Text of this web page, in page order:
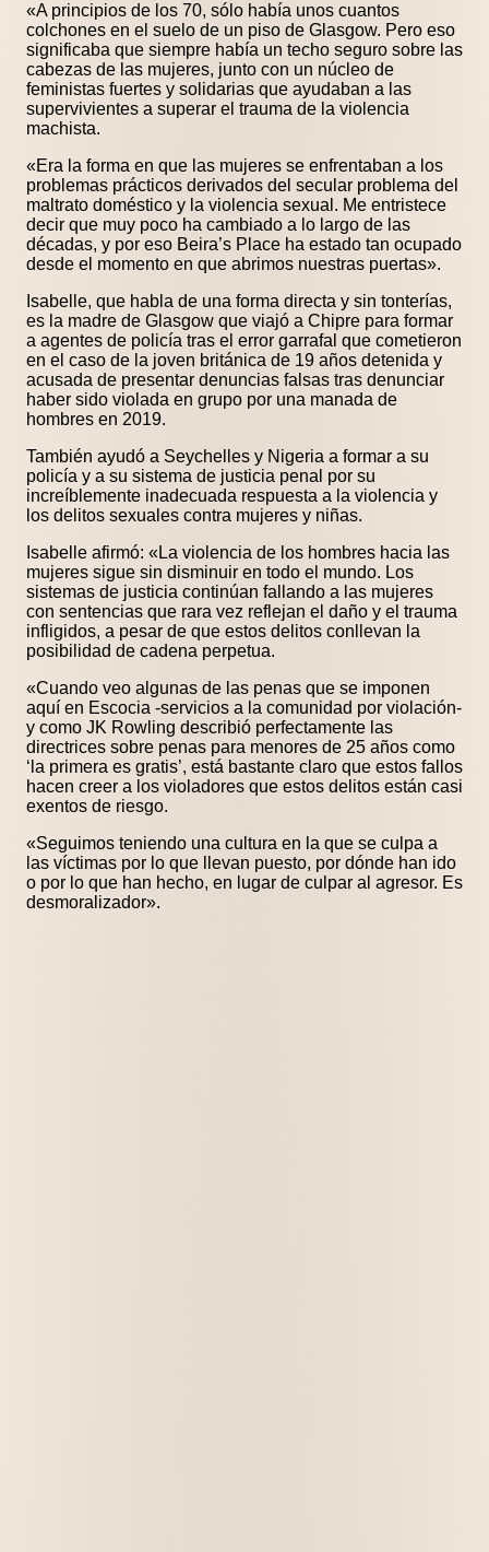
«A principios de los 70, sólo había unos cuantos
colchones en el suelo de un piso de Glasgow. Pero eso
significaba que siempre había un techo seguro sobre las
cabezas de las mujeres, junto con un núcleo de
feministas fuertes y solidarias que ayudaban a las
supervivientes a superar el trauma de la violencia
machista.
«Era la forma en que las mujeres se enfrentaban a los
problemas prácticos derivados del secular problema del
maltrato doméstico y la violencia sexual. Me entristece
decir que muy poco ha cambiado a lo largo de las
décadas, y por eso Beira’s Place ha estado tan ocupado
desde el momento en que abrimos nuestras puertas».
Isabelle, que habla de una forma directa y sin tonterías,
es la madre de Glasgow que viajó a Chipre para formar
a agentes de policía tras el error garrafal que cometieron
en el caso de la joven británica de 19 años detenida y
acusada de presentar denuncias falsas tras denunciar
haber sido violada en grupo por una manada de
hombres en 2019.
También ayudó a Seychelles y Nigeria a formar a su
policía y a su sistema de justicia penal por su
increíblemente inadecuada respuesta a la violencia y
los delitos sexuales contra mujeres y niñas.
Isabelle afirmó: «La violencia de los hombres hacia las
mujeres sigue sin disminuir en todo el mundo. Los
sistemas de justicia continúan fallando a las mujeres
con sentencias que rara vez reflejan el daño y el trauma
infligidos, a pesar de que estos delitos conllevan la
posibilidad de cadena perpetua.
«Cuando veo algunas de las penas que se imponen
aquí en Escocia -servicios a la comunidad por violación-
y como JK Rowling describió perfectamente las
directrices sobre penas para menores de 25 años como
‘la primera es gratis’, está bastante claro que estos fallos
hacen creer a los violadores que estos delitos están casi
exentos de riesgo.
«Seguimos teniendo una cultura en la que se culpa a
las víctimas por lo que llevan puesto, por dónde han ido
o por lo que han hecho, en lugar de culpar al agresor. Es
desmoralizador».